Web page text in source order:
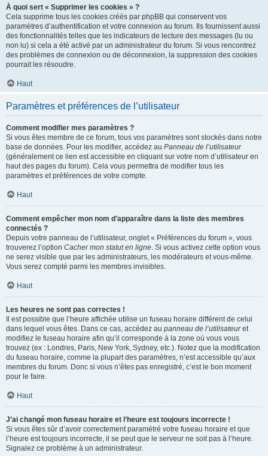
À quoi sert « Supprimer les cookies » ?
Cela supprime tous les cookies créés par phpBB qui conservent vos
paramètres d’authentification et votre connexion au forum. Ils fournissent aussi
des fonctionnalités telles que les indicateurs de lecture des messages (lu ou
non lu) si cela a été activé par un administrateur du forum. Si vous rencontrez
des problèmes de connexion ou de déconnexion, la suppression des cookies
pourrait les résoudre.
Haut
Paramètres et préférences de l’utilisateur
Comment modifier mes paramètres ?
Si vous êtes membre de ce forum, tous vos paramètres sont stockés dans notre
base de données. Pour les modifier, accédez au Panneau de l’utilisateur
(généralement ce lien est accessible en cliquant sur votre nom d’utilisateur en
haut des pages du forum). Cela vous permettra de modifier tous les
paramètres et préférences de votre compte.
Haut
Comment empêcher mon nom d’apparaître dans la liste des membres
connectés ?
Depuis votre panneau de l’utilisateur, onglet « Préférences du forum », vous
trouverez l’option Cacher mon statut en ligne. Si vous activez cette option vous
ne serez visible que par les administrateurs, les modérateurs et vous-même.
Vous serez compté parmi les membres invisibles.
Haut
Les heures ne sont pas correctes !
Il est possible que l’heure affichée utilise un fuseau horaire différent de celui
dans lequel vous êtes. Dans ce cas, accédez au panneau de l’utilisateuret
modifiez le fuseau horaire afin qu’il corresponde à la zone où vous vous
trouvez (ex : Londres, Paris, New York, Sydney, etc.). Notez que la modification
du fuseau horaire, comme la plupart des paramètres, n’est accessible qu’aux
membres du forum. Donc si vous n’êtes pas enregistré, c’est le bon moment
pour le faire.
Haut
J’ai changé mon fuseau horaire et l’heure est toujours incorrecte !
Si vous êtes sûr d’avoir correctement paramétré votre fuseau horaire et que
l’heure est toujours incorrecte, il se peut que le serveur ne soit pas à l’heure.
Signalez ce problème à un administrateur.